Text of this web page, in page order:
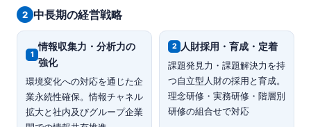
2 中長期の経営戦略
1
情報収集力・分析力の
強化
環境変化への対応を通じた企
業永続性確保。情報チャネル
拡大と社内及びグループ企業
2 人財採用・育成・定着
課題発見力・課題解決力を持
つ自立型人財の採用と育成。
理念研修・実務研修・階層別
研修の組合せで対応